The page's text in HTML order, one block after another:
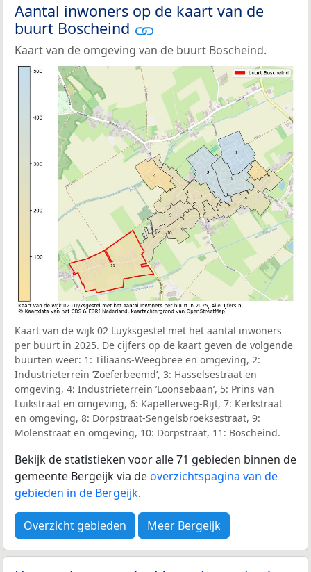
Aantal inwoners op de kaart van de
buurt Boscheind
Kaart van de omgeving van de buurt Boscheind.
Kaart van de wijk 02 Luyksgestel met het aantal inwoners
per buurt in 2025. De cijfers op de kaart geven de volgende
buurten weer: 1: Tiliaans-Weegbree en omgeving, 2:
Industrieterrein ’Zoeferbeemd’, 3: Hasselsestraat en
omgeving, 4: Industrieterrein ’Loonsebaan’, 5: Prins van
Luikstraat en omgeving, 6: Kapellerweg-Rijt, 7: Kerkstraat
en omgeving, 8: Dorpstraat-Sengelsbroeksestraat, 9:
Molenstraat en omgeving, 10: Dorpstraat, 11: Boscheind.
Bekijk de statistieken voor alle 71 gebieden binnen de
gemeente Bergeijk via deoverzichtspagina van de
gebieden in de Bergeijk.
Overzicht gebieden Meer Bergeijk